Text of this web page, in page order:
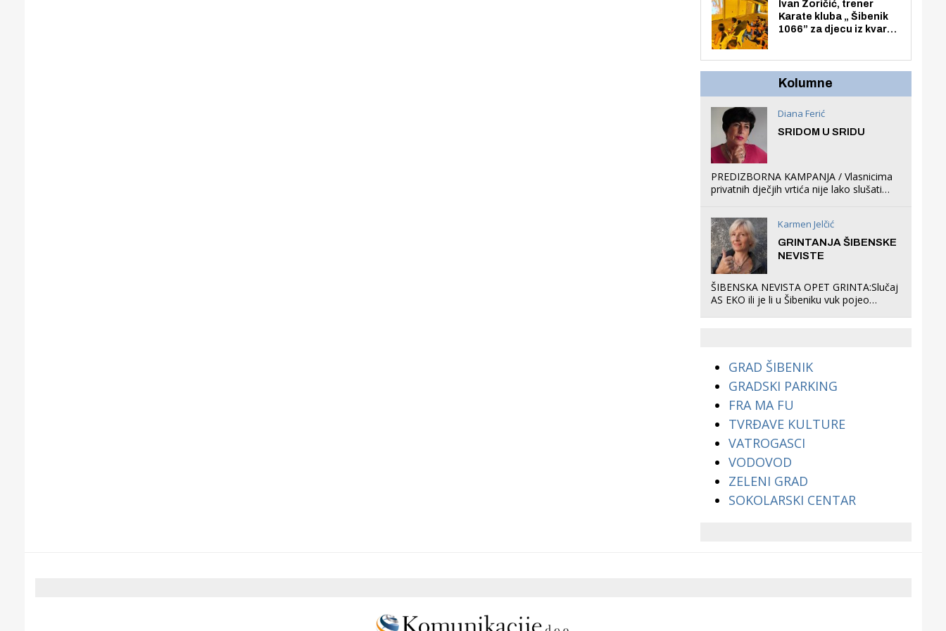
Ivan Zoričić, trener
Karate kluba „ Šibenik
1066” za djecu iz kvarta
organizirao dječje
Kolumne
Diana Ferić
SRIDOM U SRIDU
PREDIZBORNA KAMPANJA / Vlasnicima
privatnih dječjih vrtića nije lako slušati
što oni rade u Šibeniku ne postoji
Karmen Jelčić
GRINTANJA ŠIBENSKE
NEVISTE
ŠIBENSKA NEVISTA OPET GRINTA:Slučaj
AS EKO ili je li u Šibeniku vuk pojeo
GRAD ŠIBENIK
GRADSKI PARKING
FRA MA FU
TVRĐAVE KULTURE
VATROGASCI
VODOVOD
ZELENI GRAD
SOKOLARSKI CENTAR